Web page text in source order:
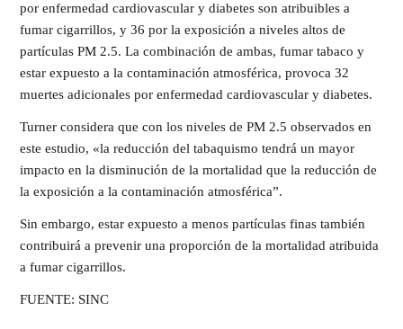
por enfermedad cardiovascular y diabetes son atribuibles a
fumar cigarrillos, y 36 por la exposición a niveles altos de
partículas PM 2.5. La combinación de ambas, fumar tabaco y
estar expuesto a la contaminación atmosférica, provoca 32
muertes adicionales por enfermedad cardiovascular y diabetes.
Turner considera que con los niveles de PM 2.5 observados en
este estudio, «la reducción del tabaquismo tendrá un mayor
impacto en la disminución de la mortalidad que la reducción de
la exposición a la contaminación atmosférica”.
Sin embargo, estar expuesto a menos partículas finas también
contribuirá a prevenir una proporción de la mortalidad atribuida
a fumar cigarrillos.
FUENTE: SINC